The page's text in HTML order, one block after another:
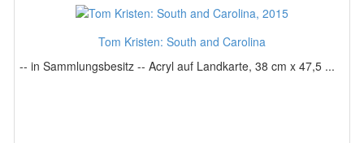
Tom Kristen: South and Carolina
-- in Sammlungsbesitz -- Acryl auf Landkarte, 38 cm x 47,5 ...